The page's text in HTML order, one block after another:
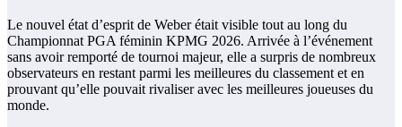
Le nouvel état d’esprit de Weber était visible tout au long du
Championnat PGA féminin KPMG 2026. Arrivée à l’événement
sans avoir remporté de tournoi majeur, elle a surpris de nombreux
observateurs en restant parmi les meilleures du classement et en
prouvant qu’elle pouvait rivaliser avec les meilleures joueuses du
monde.